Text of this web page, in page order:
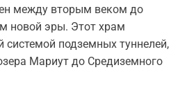
между вторым веком до
новой эры. Этот храм
системой подземных туннелей,
Мариут до Средиземного